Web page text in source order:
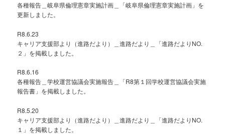
各種報告＿岐阜県倫理憲章実施計画＿「岐阜県倫理憲章実施計画」を
更新しました。
R8.6.23
キャリア支援部より（進路だより）＿進路だより＿「進路だよりNO.
２」を掲載しました。
R8.6.16
各種報告＿学校運営協議会実施報告＿「R8第１回学校運営協議会実施
報告書」を掲載しました。
R8.5.20
キャリア支援部より（進路だより）＿進路だより＿「進路だよりNO.
１」を掲載しました。